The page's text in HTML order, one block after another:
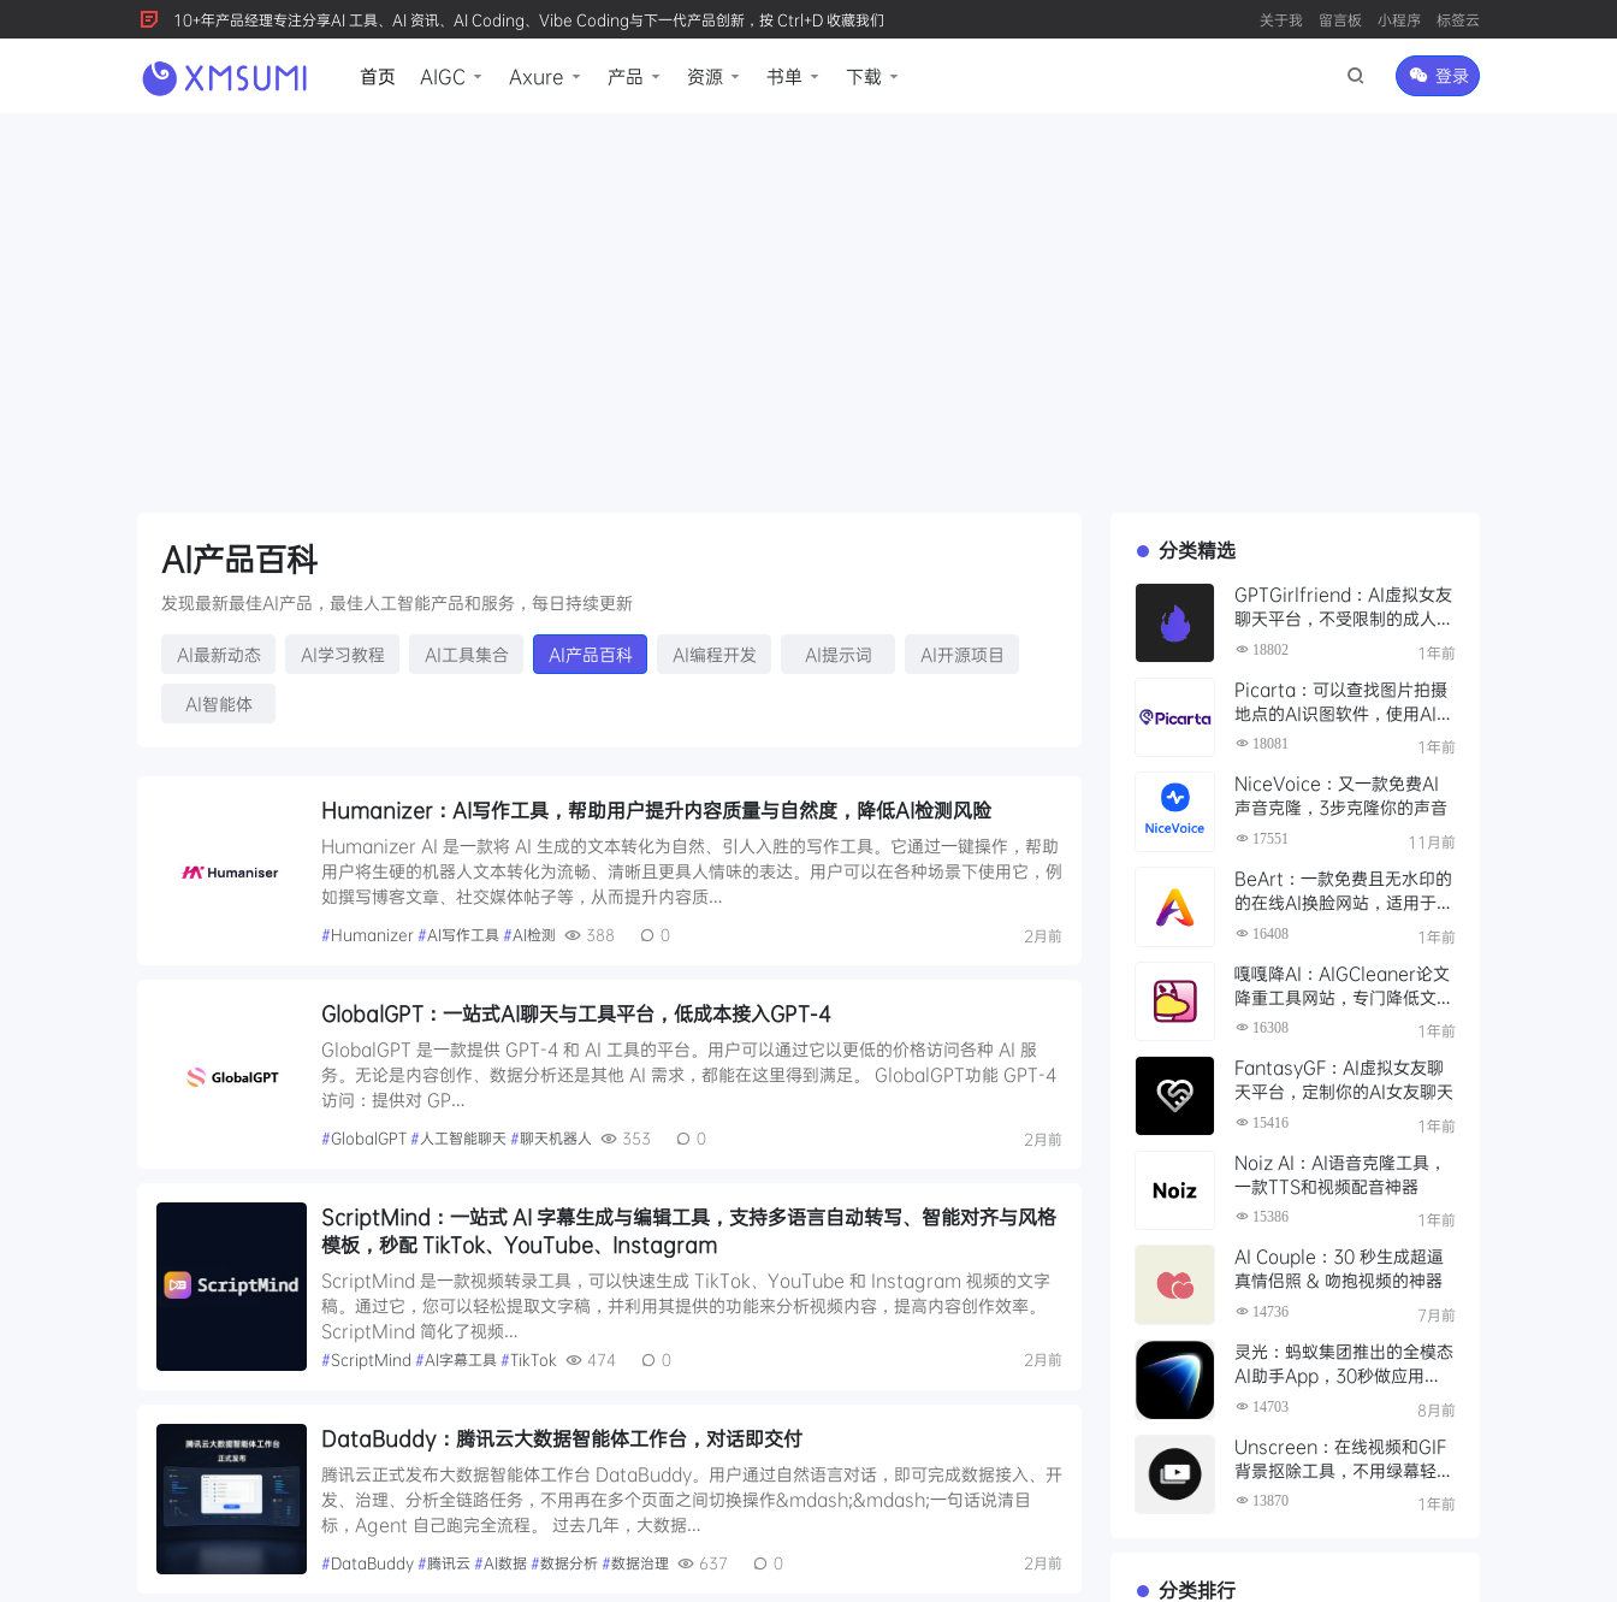
10+年产品经理专注分享AI 工具、AI 资讯、AI Coding、Vibe Coding与下一代产品创新，按 Ctrl+D 收藏我们 关于我 留言板 小程序 标签云
首页 AIGC Axure 产品 资源 书单 下载 登录
AI产品百科
发现最新最佳AI产品，最佳人工智能产品和服务，每日持续更新
AI最新动态 AI学习教程 AI工具集合 AI产品百科 AI编程开发 AI提示词 AI开源项目
AI智能体
Humanizer：AI写作工具，帮助用户提升内容质量与自然度，降低AI检测风险
Humanizer AI 是一款将 AI 生成的文本转化为自然、引人入胜的写作工具。它通过一键操作，帮助
用户将生硬的机器人文本转化为流畅、清晰且更具人情味的表达。用户可以在各种场景下使用它，例
如撰写博客文章、社交媒体帖子等，从而提升内容质…
#Humanizer#AI写作工具#AI检测 388 0 2月前
GlobalGPT：一站式AI聊天与工具平台，低成本接入GPT‑4
GlobalGPT 是一款提供 GPT-4 和 AI 工具的平台。用户可以通过它以更低的价格访问各种 AI 服
务。无论是内容创作、数据分析还是其他 AI 需求，都能在这里得到满足。 GlobalGPT功能 GPT-4
访问：提供对 GP…
#GlobalGPT#人工智能聊天 #聊天机器人 353 0 2月前
ScriptMind：一站式 AI 字幕生成与编辑工具，支持多语言自动转写、智能对齐与风格
模板，秒配 TikTok、YouTube、Instagram
ScriptMind 是一款视频转录工具，可以快速生成 TikTok、YouTube 和 Instagram 视频的文字
稿。通过它，您可以轻松提取文字稿，并利用其提供的功能来分析视频内容，提高内容创作效率。
ScriptMind 简化了视频…
#ScriptMind #AI字幕工具#TikTok 474 0 2月前
DataBuddy：腾讯云大数据智能体工作台，对话即交付
腾讯云正式发布大数据智能体工作台 DataBuddy。用户通过自然语言对话，即可完成数据接入、开
发、治理、分析全链路任务，不用再在多个页面之间切换操作&mdash;&mdash;一句话说清目
标，Agent 自己跑完全流程。 过去几年，大数据…
#DataBuddy#腾讯云#AI数据#数据分析#数据治理 637 0 2月前
分类精选
GPTGirlfriend：AI虚拟女友
聊天平台，不受限制的成人角
色扮演，AI女友进行成熟的对
18802 1年前
Picarta：可以查找图片拍摄
地点的AI识图软件，使用AI搜
索照片拍摄的精确位置
18081 1年前
NiceVoice：又一款免费AI
声音克隆，3步克隆你的声音
17551 11月前
BeArt：一款免费且无水印的
的在线AI换脸网站，适用于照
片、视频和GIF中实现精准换
16408 1年前
嘎嘎降AI：AIGCleaner论文
降重工具网站，专门降低文章
AI率、查重率的工具
16308 1年前
FantasyGF：AI虚拟女友聊
天平台，定制你的AI女友聊天
15416 1年前
Noiz AI：AI语音克隆工具，
一款TTS和视频配音神器
15386 1年前
AI Couple：30 秒生成超逼
真情侣照 & 吻抱视频的神器
14736 7月前
灵光：蚂蚁集团推出的全模态
AI助手App，30秒做应用、
实时写图文
14703 8月前
Unscreen：在线视频和GIF
背景抠除工具，不用绿幕轻松
完成视频抠像
13870 1年前
分类排行